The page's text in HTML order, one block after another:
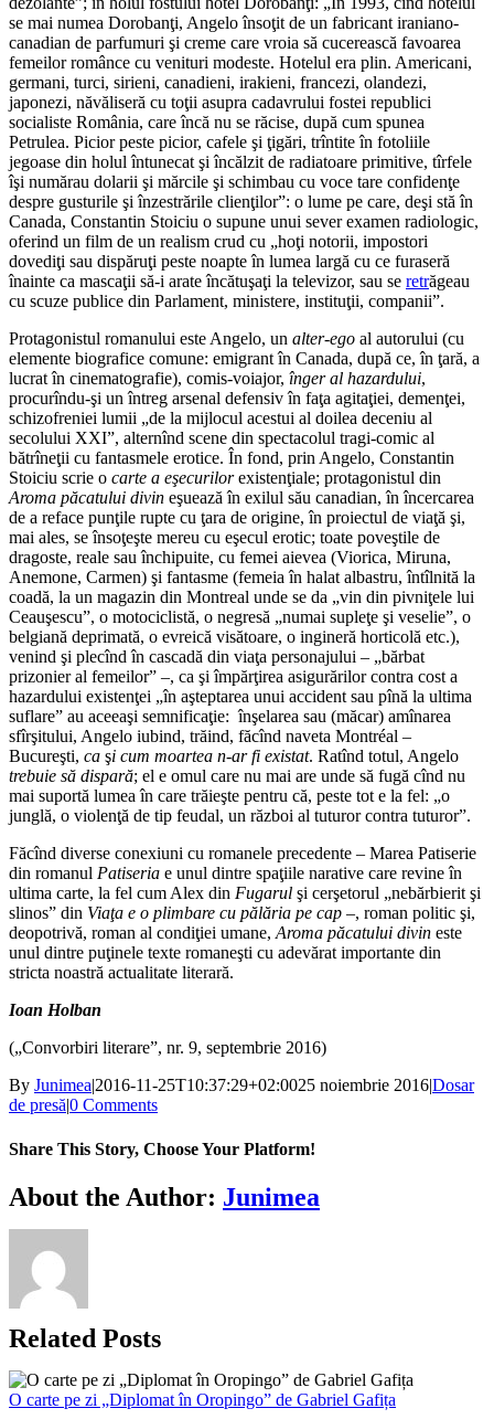
se mai numea Dorobanţi, Angelo însoţit de un fabricant iraniano-
canadian de parfumuri şi creme care vroia să cucerească favoarea
femeilor românce cu venituri modeste. Hotelul era plin. Americani,
germani, turci, sirieni, canadieni, irakieni, francezi, olandezi,
japonezi, năvăliseră cu toţii asupra cadavrului fostei republici
socialiste România, care încă nu se răcise, după cum spunea
Petrulea. Picior peste picior, cafele şi ţigări, trîntite în fotoliile
jegoase din holul întunecat şi încălzit de radiatoare primitive, tîrfele
îşi numărau dolarii şi mărcile şi schimbau cu voce tare confidenţe
despre gusturile şi înzestrările clienţilor”: o lume pe care, deşi stă în
Canada, Constantin Stoiciu o supune unui sever examen radiologic,
oferind un film de un realism crud cu „hoţi notorii, impostori
dovediţi sau dispăruţi peste noapte în lumea largă cu ce furaseră
înainte ca mascaţii să-i arate încătuşaţi la televizor, sau se retrăgeau
cu scuze publice din Parlament, ministere, instituţii, companii”.
Protagonistul romanului este Angelo, un alter-ego al autorului (cu
elemente biografice comune: emigrant în Canada, după ce, în ţară, a
lucrat în cinematografie), comis-voiajor, înger al hazardului,
procurîndu-şi un întreg arsenal defensiv în faţa agitaţiei, demenţei,
schizofreniei lumii „de la mijlocul acestui al doilea deceniu al
secolului XXI”, alternînd scene din spectacolul tragi-comic al
bătrîneţii cu fantasmele erotice. În fond, prin Angelo, Constantin
Stoiciu scrie o carte a eşecurilorexistenţiale; protagonistul din
Aroma păcatului divin eşuează în exilul său canadian, în încercarea
de a reface punţile rupte cu ţara de origine, în proiectul de viaţă şi,
mai ales, se însoţeşte mereu cu eşecul erotic; toate poveştile de
dragoste, reale sau închipuite, cu femei aievea (Viorica, Miruna,
Anemone, Carmen) şi fantasme (femeia în halat albastru, întîlnită la
coadă, la un magazin din Montreal unde se da „vin din pivniţele lui
Ceauşescu”, o motociclistă, o negresă „numai supleţe şi veselie”, o
belgiană deprimată, o evreică visătoare, o ingineră horticolă etc.),
venind şi plecînd în cascadă din viaţa personajului – „bărbat
prizonier al femeilor” –, ca şi împărţirea asigurărilor contra cost a
hazardului existenţei „în aşteptarea unui accident sau pînă la ultima
suflare” au aceeaşi semnificaţie: înşelarea sau (măcar) amînarea
sfîrşitului, Angelo iubind, trăind, făcînd naveta Montréal –
Bucureşti, ca şi cum moartea n-ar fi existat. Ratînd totul, Angelo
trebuie să dispară; el e omul care nu mai are unde să fugă cînd nu
mai suportă lumea în care trăieşte pentru că, peste tot e la fel: „o
junglă, o violenţă de tip feudal, un război al tuturor contra tuturor”.
Făcînd diverse conexiuni cu romanele precedente – Marea Patiserie
din romanul Patiseria e unul dintre spaţiile narative care revine în
ultima carte, la fel cum Alex din Fugarul şi cerşetorul „nebărbierit şi
slinos” din Viaţa e o plimbare cu pălăria pe cap –, roman politic şi,
deopotrivă, roman al condiţiei umane,Aroma păcatului divin este
unul dintre puţinele texte romaneşti cu adevărat importante din
stricta noastră actualitate literară.
Ioan Holban
(„Convorbiri literare”, nr. 9, septembrie 2016)
By Junimea|2016-11-25T10:37:29+02:0025 noiembrie 2016|Dosar
de presă|0 Comments
Share This Story, Choose Your Platform!
Facebook
X
Bluesky
Reddit
LinkedIn
WhatsApp
Telegram
Tumblr
Xing
Email
Copy
Link
About the Author: Junimea
Related Posts
O carte pe zi „Diplomat în Oropingo” de Gabriel Gafița